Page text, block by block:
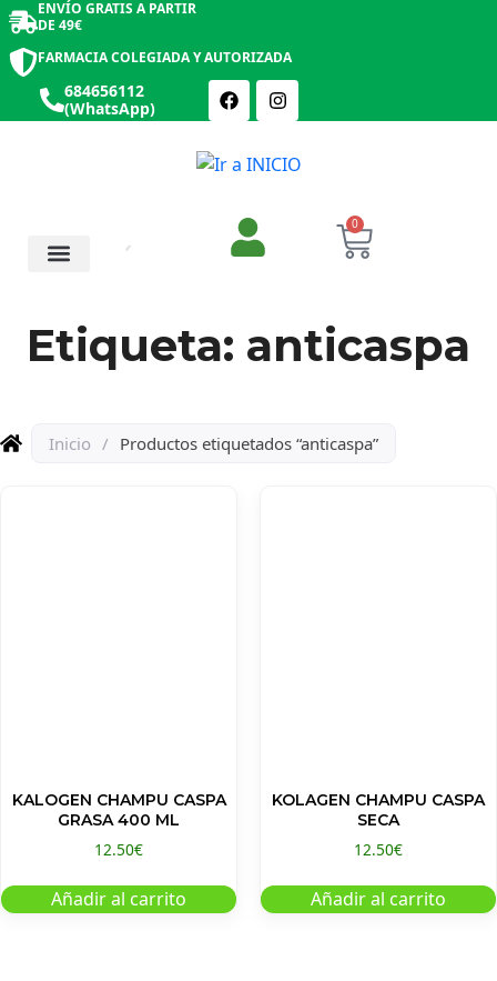
ENVÍO GRATIS A PARTIR
DE 49€
FARMACIA COLEGIADA Y AUTORIZADA
684656112
(WhatsApp)
0
Etiqueta: anticaspa
Inicio / Productos etiquetados “anticaspa”
KALOGEN CHAMPU CASPA
GRASA 400 ML
12.50€
Añadir al carrito
KOLAGEN CHAMPU CASPA
SECA
12.50€
Añadir al carrito